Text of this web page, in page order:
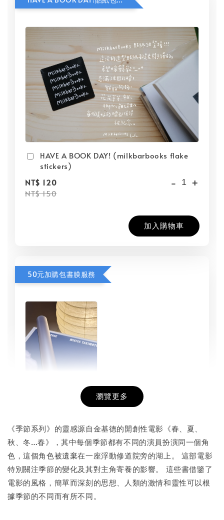
HAVE A BOOK DAY! (milkbarbooks flake
stickers)
NT$ 120
NT$ 150
- +
加入購物車
50元加購包書膜服務
NT$ 50
NT$ 100
- +
加入購物車
瀏覽更多
《季節系列》的靈感源自金基德的開創性電影《春、夏、
秋、冬…春》，其中每個季節都有不同的演員扮演同一個角
色，這個角色被遺棄在一座浮動修道院旁的湖上。 這部電影
特別關注季節的變化及其對主角寄養的影響。 這些書借鑒了
電影的風格，簡單而深刻的思想、人類的激情和靈性可以根
據季節的不同而有所不同。